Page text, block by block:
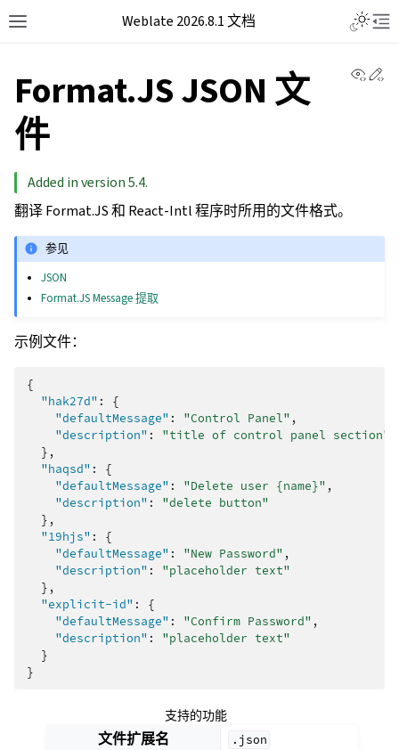
Weblate 2026.8.1 文档
Format.JS JSON 文
件
Added in version 5.4.
翻译 Format.JS 和 React-Intl 程序时所用的文件格式。
参见
JSON
Format.JS Message 提取
示例文件：
{
"hak27d" :
{
"defaultMessage" : "Control Panel" ,
"description" :
"title of control panel section"
},
"haqsd" :
{
"defaultMessage" : "Delete user {name}" ,
"description" :
"delete button"
},
"19hjs" :
{
"defaultMessage" : "New Password" ,
"description" :
"placeholder text"
},
"explicit-id" :
{
"defaultMessage" : "Confirm Password" ,
"description" :
"placeholder text"
}
}
支持的功能
文件扩展名 .json